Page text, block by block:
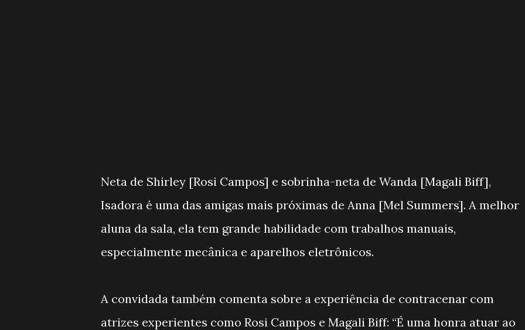
Neta de Shirley [Rosi Campos] e sobrinha-neta de Wanda [Magali Biff],
Isadora é uma das amigas mais próximas de Anna [Mel Summers]. A melhor
aluna da sala, ela tem grande habilidade com trabalhos manuais,
especialmente mecânica e aparelhos eletrônicos.
A convidada também comenta sobre a experiência de contracenar com
atrizes experientes como Rosi Campos e Magali Biff: “É uma honra atuar ao